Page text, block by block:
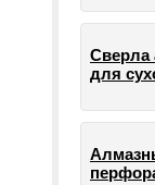
Сверла
для